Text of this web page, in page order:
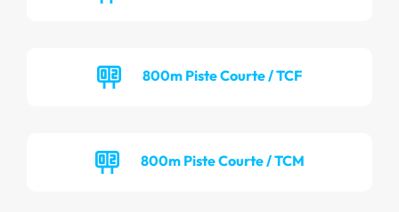
800m Piste Courte / TCF
800m Piste Courte / TCM